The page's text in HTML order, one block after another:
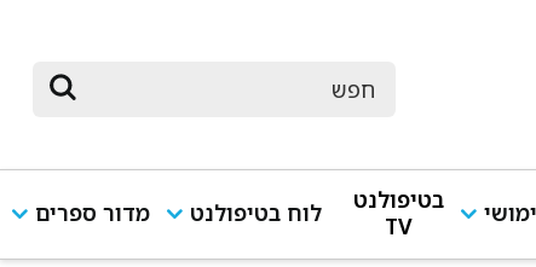
בטיפולנט
TV
לוח בטיפולנט מדור ספרים